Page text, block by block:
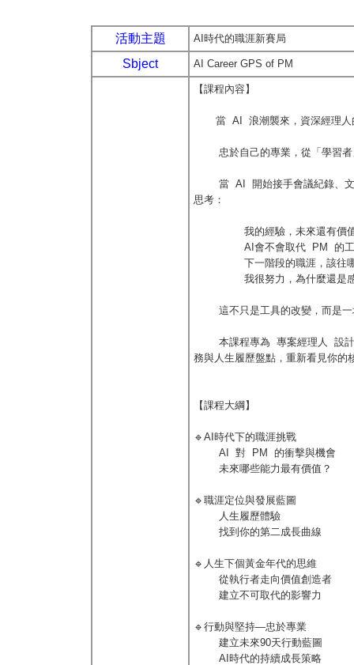
活動主題 AI時代的職涯新賽局
Sbject AI Career GPS of PM
【課程內容】
當 AI 浪潮襲來，資深經理人的
忠於自己的專業，從「學習者
當 AI 開始接手會議紀錄、文件
思考：
我的經驗，未來還有價
AI會不會取代 PM 的工
下一階段的職涯，該往
我很努力，為什麼還是感
這不只是工具的改變，而是一
本課程專為 專案經理人 設計，
務與人生履歷盤點，重新看見你的
【課程大綱】
🔹AI時代下的職涯挑戰
AI 對 PM 的衝擊與機會
未來哪些能力最有價值？
🔹職涯定位與發展藍圖
人生履歷體驗
找到你的第二成長曲線
🔹人生下個黃金年代的思維
從執行者走向價值創造者
建立不可取代的影響力
🔹行動與堅持—忠於專業
建立未來90天行動藍圖
AI時代的持續成長策略